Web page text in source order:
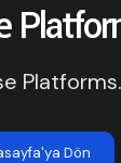
Platforms.
Dön